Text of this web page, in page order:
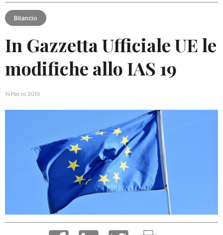
Bilancio
In Gazzetta Ufficiale UE le
modifiche allo IAS 19
14 Marzo 2019